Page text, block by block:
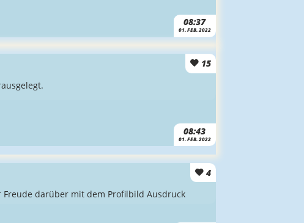
08:37
01. FEB. 2022
15
08:43
01. FEB. 2022
4
Freude darüber mit dem Profilbild Ausdruck